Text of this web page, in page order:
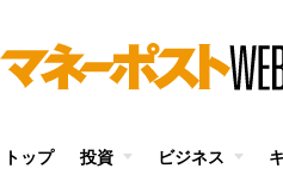
トップ 投資 ビジネス